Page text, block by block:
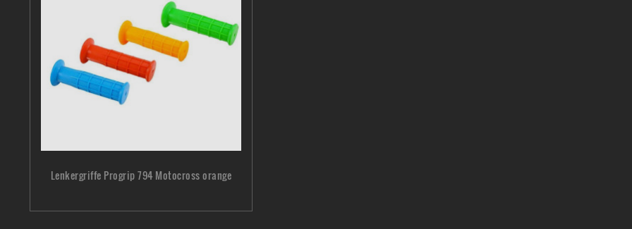
Lenkergriffe Progrip 794 Motocross orange